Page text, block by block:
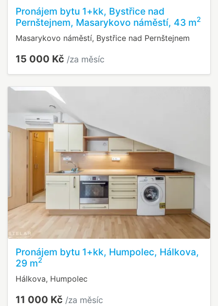
Pronájem bytu 1+kk, Bystřice nad
Pernštejnem, Masarykovo náměstí, 43 m2
Masarykovo náměstí, Bystřice nad Pernštejnem
15 000 Kč /za měsíc
Pronájem bytu 1+kk, Humpolec, Hálkova,
29 m2
Hálkova, Humpolec
11 000 Kč /za měsíc